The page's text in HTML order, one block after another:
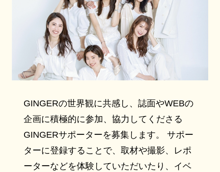
GINGERの世界観に共感し、誌面やWEBの
企画に積極的に参加、協力してくださる
GINGERサポーターを募集します。 サポー
ターに登録することで、取材や撮影、レポ
ーターなどを体験していただいたり、イベ